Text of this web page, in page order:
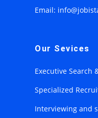
Email:
Our Sevices
Executive Search
Specialized
Interviewing and